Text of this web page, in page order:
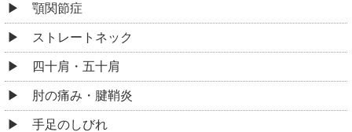
顎関節症
ストレートネック
四十肩・五十肩
肘の痛み・腱鞘炎
手足のしびれ